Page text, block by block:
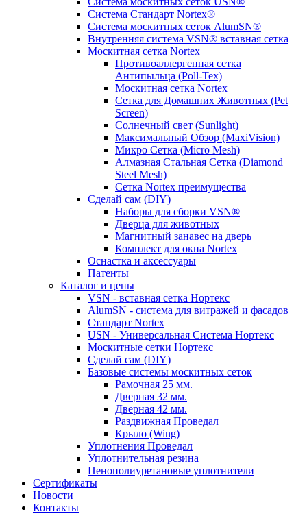
Система Стандарт Nortex®
Система москитных сеток AlumSN®
Внутренняя система VSN® вставная сетка
Москитная сетка Nortex
Противоаллергенная сетка
Антипыльца (Poll-Tex)
Москитная сетка Nortex
Сетка для Домашних Животных (Pet
Screen)
Солнечный свет (Sunlight)
Максимальный Обзор (MaxiVision)
Микро Сетка (Micro Mesh)
Алмазная Стальная Сетка (Diamond
Steel Mesh)
Сетка Nortex преимущества
Сделай сам (DIY)
Наборы для сборки VSN®
Дверца для животных
Магнитный занавес на дверь
Комплект для окна Nortex
Оснастка и аксессуары
Патенты
Каталог и цены
VSN - вставная сетка Нортекс
AlumSN - система для витражей и фасадов
Стандарт Nortex
USN - Универсальная Система Нортекс
Москитные сетки Нортекс
Сделай сам (DIY)
Базовые системы москитных сеток
Рамочная 25 мм.
Дверная 32 мм.
Дверная 42 мм.
Раздвижная Проведал
Крыло (Wing)
Уплотнения Проведал
Уплотнительная резина
Пенополиуретановые уплотнители
Сертификаты
Новости
Контакты